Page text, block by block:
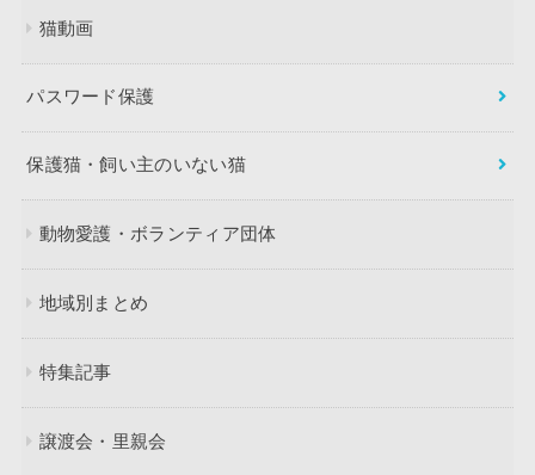
猫動画
パスワード保護
保護猫・飼い主のいない猫
動物愛護・ボランティア団体
地域別まとめ
特集記事
譲渡会・里親会